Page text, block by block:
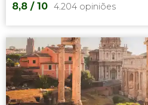
8,8 / 10 4.204 opiniões
8,8


4.204 opiniões